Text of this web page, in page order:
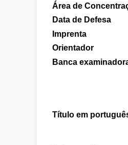
Área de
Data de Defesa
Imprenta
Orientador
Banca
Título em